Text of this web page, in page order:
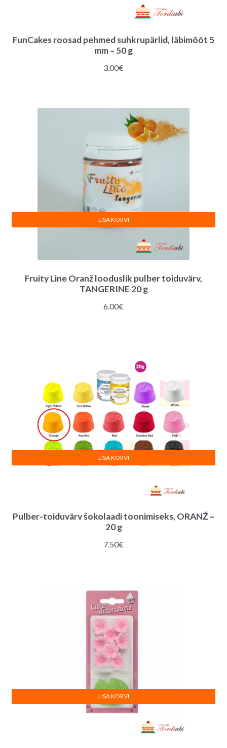
FunCakes roosad pehmed suhkrupärlid, läbimõõt 5
mm – 50 g
3.00€
Fruity Line Oranž looduslik pulber toiduvärv,
TANGERINE 20 g
6.00€
LISA KORVI
Pulber-toiduvärv šokolaadi toonimiseks, ORANŽ –
20 g
7.50€
LISA KORVI
LISA KORVI